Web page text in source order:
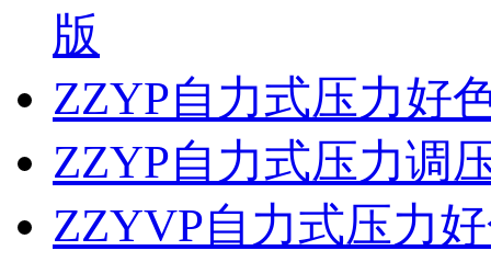
版
ZZYP自力式压力好
ZZYP自力式压力调
ZZYVP自力式压力